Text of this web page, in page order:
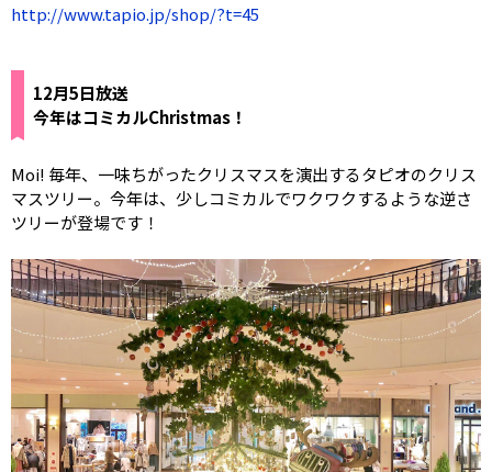
http://www.tapio.jp/shop/?t=45
12月5日放送
今年はコミカルChristmas！
Moi! 毎年、一味ちがったクリスマスを演出するタピオのクリス
マスツリー。今年は、少しコミカルでワクワクするような逆さ
ツリーが登場です！